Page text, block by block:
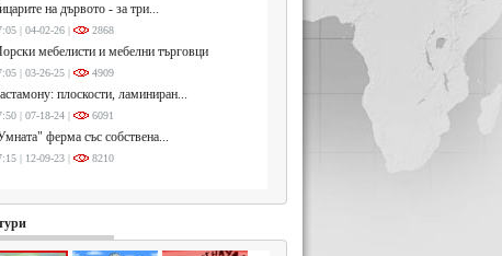
на дървото - за три...
| 04-02-26 | 2868
мебелисти и мебелни търговци
| 03-26-25 | 4909
плоскости, ламиниран...
| 07-18-24 | 6091
ферма със собствена...
| 12-09-23 | 8210